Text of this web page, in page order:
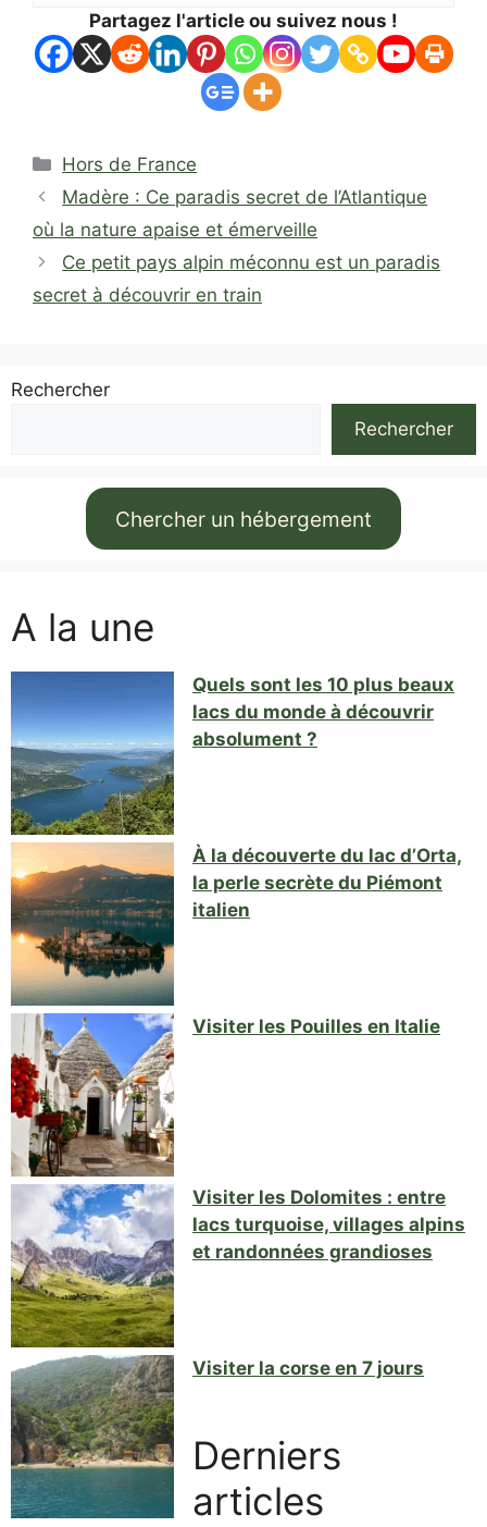
Partagez l'article ou suivez nous !
Catégories
Hors de France
Madère : Ce paradis secret de l’Atlantique
où la nature apaise et émerveille
Ce petit pays alpin méconnu est un paradis
secret à découvrir en train
Rechercher
Rechercher
Chercher un hébergement
A la une
Quels sont les 10 plus beaux
lacs du monde à découvrir
absolument ?
À la découverte du lac d’Orta,
la perle secrète du Piémont
italien
Visiter les Pouilles en Italie
Visiter les Dolomites : entre
lacs turquoise, villages alpins
et randonnées grandioses
Visiter la corse en 7 jours
Derniers
articles